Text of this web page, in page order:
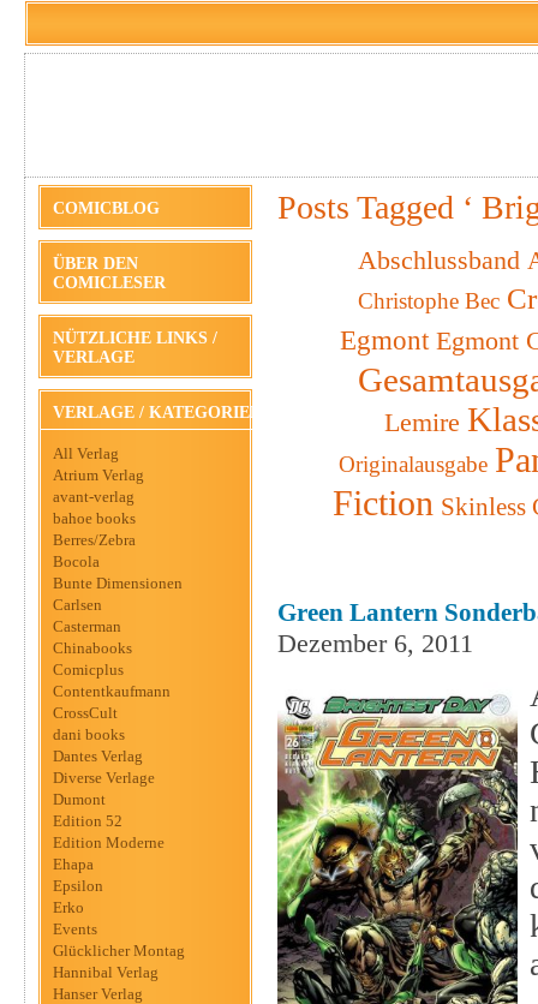
COMICBLOG
ÜBER DEN
COMICLESER
NÜTZLICHE LINKS /
VERLAGE
VERLAGE / KATEGORIEN
All Verlag
Atrium Verlag
avant-verlag
bahoe books
Berres/Zebra
Bocola
Bunte Dimensionen
Carlsen
Casterman
Chinabooks
Comicplus
Contentkaufmann
CrossCult
dani books
Dantes Verlag
Diverse Verlage
Dumont
Edition 52
Edition Moderne
Ehapa
Epsilon
Erko
Events
Glücklicher Montag
Hannibal Verlag
Hanser Verlag
Posts Tagged ‘
Abschlussband
Christophe Bec
Egmont Egmont
Lemire
Originalausgabe
Fiction Skinless
Green Lantern
Dezember 6, 2011